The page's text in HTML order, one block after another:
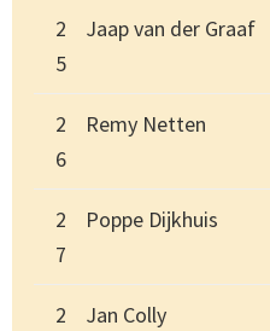
2
5
Jaap van der Graaf
2
6
Remy Netten
2
7
Poppe Dijkhuis
2
Jan Colly